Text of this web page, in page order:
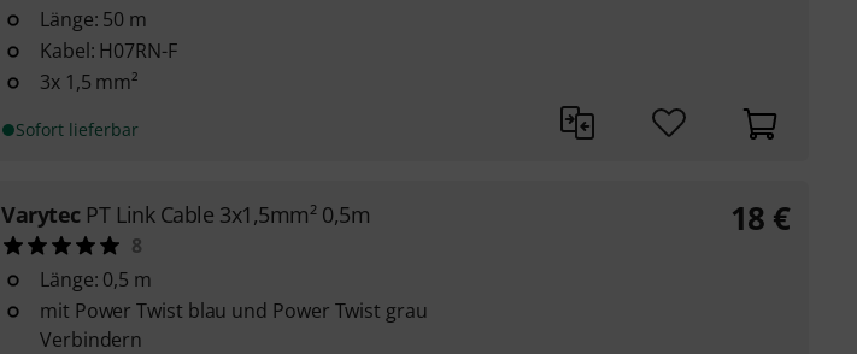
Länge: 50 m
Kabel: H07RN-F
3x 1,5 mm²
Sofort lieferbar
Varytec PT Link Cable 3x1,5mm² 0,5m
8
Länge: 0,5 m
mit Power Twist blau und Power Twist grau
Verbindern
18 €